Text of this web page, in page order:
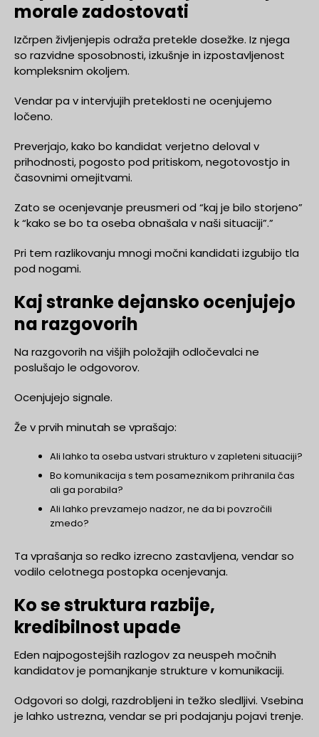
morale zadostovati
Izčrpen življenjepis odraža pretekle dosežke. Iz njega
so razvidne sposobnosti, izkušnje in izpostavljenost
kompleksnim okoljem.
Vendar pa v intervjujih preteklosti ne ocenjujemo
ločeno.
Preverjajo, kako bo kandidat verjetno deloval v
prihodnosti, pogosto pod pritiskom, negotovostjo in
časovnimi omejitvami.
Zato se ocenjevanje preusmeri od “kaj je bilo storjeno”
k “kako se bo ta oseba obnašala v naši situaciji”.”
Pri tem razlikovanju mnogi močni kandidati izgubijo tla
pod nogami.
Kaj stranke dejansko ocenjujejo
na razgovorih
Na razgovorih na višjih položajih odločevalci ne
poslušajo le odgovorov.
Ocenjujejo signale.
Že v prvih minutah se vprašajo:
Ali lahko ta oseba ustvari strukturo v zapleteni situaciji?
Bo komunikacija s tem posameznikom prihranila čas
ali ga porabila?
Ali lahko prevzamejo nadzor, ne da bi povzročili
zmedo?
Ta vprašanja so redko izrecno zastavljena, vendar so
vodilo celotnega postopka ocenjevanja.
Ko se struktura razbije,
kredibilnost upade
Eden najpogostejših razlogov za neuspeh močnih
kandidatov je pomanjkanje strukture v komunikaciji.
Odgovori so dolgi, razdrobljeni in težko sledljivi. Vsebina
je lahko ustrezna, vendar se pri podajanju pojavi trenje.